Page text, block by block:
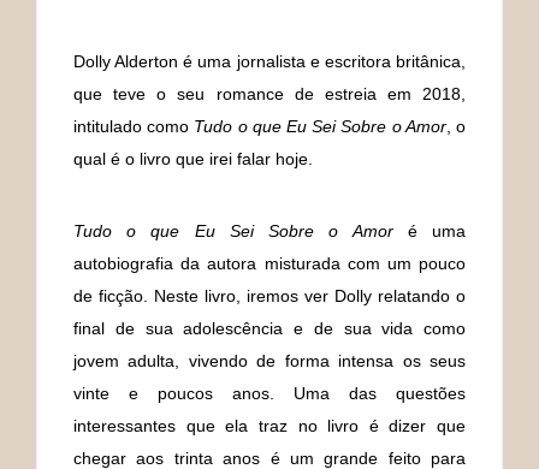
Dolly Alderton é uma jornalista e escritora britânica,
que teve o seu romance de estreia em 2018,
intitulado como Tudo o que Eu Sei Sobre o Amor, o
qual é o livro que irei falar hoje.
Tudo o que Eu Sei Sobre o Amoré uma
autobiografia da autora misturada com um pouco
de ficção. Neste livro, iremos ver Dolly relatando o
final de sua adolescência e de sua vida como
jovem adulta, vivendo de forma intensa os seus
vinte e poucos anos. Uma das questões
interessantes que ela traz no livro é dizer que
chegar aos trinta anos é um grande feito para